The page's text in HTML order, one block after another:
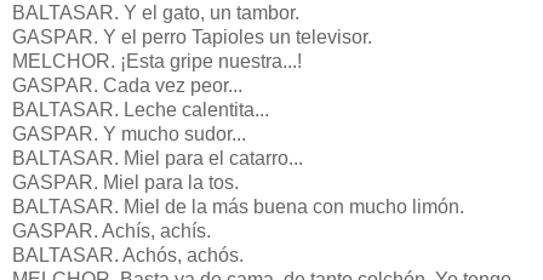
BALTASAR. Y el gato, un tambor.
GASPAR. Y el perro Tapioles un televisor.
MELCHOR. ¡Esta gripe nuestra...!
GASPAR. Cada vez peor...
BALTASAR. Leche calentita...
GASPAR. Y mucho sudor...
BALTASAR. Miel para el catarro...
GASPAR. Miel para la tos.
BALTASAR. Miel de la más buena con mucho limón.
GASPAR. Achís, achís.
BALTASAR. Achós, achós.